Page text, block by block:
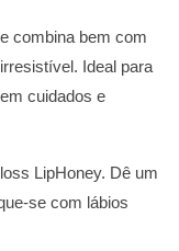
combina bem com
Ideal para
cuidados e
LipHoney. Dê um
se com lábios